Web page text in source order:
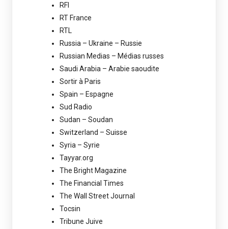
RFI
RT France
RTL
Russia – Ukraine – Russie
Russian Medias – Médias russes
Saudi Arabia – Arabie saoudite
Sortir à Paris
Spain – Espagne
Sud Radio
Sudan – Soudan
Switzerland – Suisse
Syria – Syrie
Tayyar.org
The Bright Magazine
The Financial Times
The Wall Street Journal
Tocsin
Tribune Juive